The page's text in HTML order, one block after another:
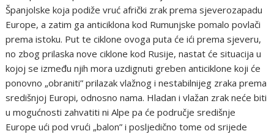
Španjolske koja podiže vruć afrički zrak prema sjeverozapadu
Europe, a zatim ga anticiklona kod Rumunjske pomalo povlači
prema istoku. Put te ciklone ovoga puta će ići prema sjeveru,
no zbog prilaska nove ciklone kod Rusije, nastat će situacija u
kojoj se između njih mora uzdignuti greben anticiklone koji će
ponovno „obraniti” prilazak vlažnog i nestabilnijeg zraka prema
središnjoj Europi, odnosno nama. Hladan i vlažan zrak neće biti
u mogućnosti zahvatiti ni Alpe pa će područje središnje
Europe ući pod vrući „balon” i posljedično tome od srijede